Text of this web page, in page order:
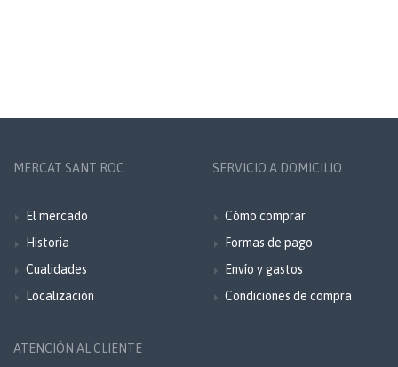
MERCAT SANT ROC
El mercado
Historia
Cualidades
Localización
SERVICIO A DOMICILIO
Cómo comprar
Formas de pago
Envío y gastos
Condiciones de compra
ATENCIÓN AL CLIENTE